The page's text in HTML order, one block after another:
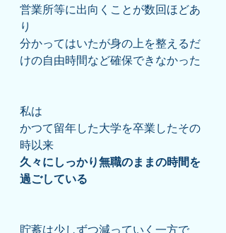
営業所等に出向くことが数回ほどあ
り
分かってはいたが身の上を整えるだ
けの自由時間など確保できなかった
私は
かつて留年した大学を卒業したその
時以来
久々にしっかり無職のままの時間を
過ごしている
貯蓄は少しずつ減っていく一方で